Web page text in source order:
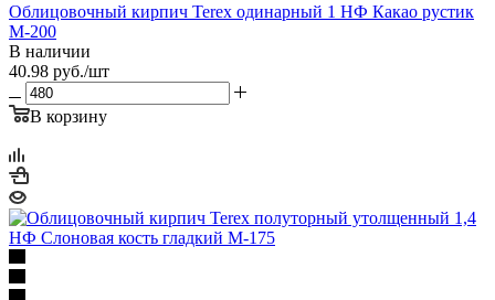
Облицовочный кирпич Terex одинарный 1 НФ Какао рустик
М-200
В наличии
40.98 руб./шт
В корзину